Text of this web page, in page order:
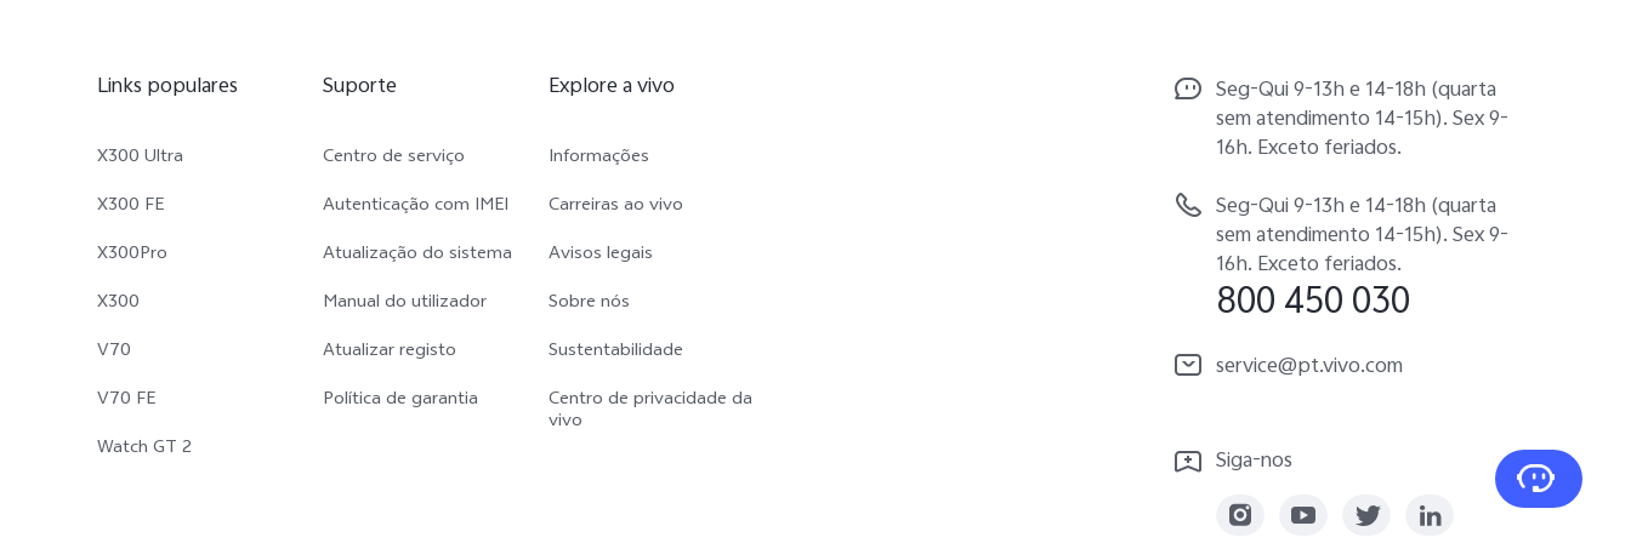
Links populares
X300 Ultra
X300 FE
X300Pro
X300
V70
V70 FE
Watch GT 2
Suporte
Centro de serviço
Autenticação com IMEI
Atualização do sistema
Manual do utilizador
Atualizar registo
Política de garantia
Explore a vivo
Informações
Carreiras ao vivo
Avisos legais
Sobre nós
Sustentabilidade
Centro de privacidade da
vivo
Seg-Qui 9-13h e 14-18h (quarta
sem atendimento 14-15h). Sex 9-
16h. Exceto feriados.
Seg-Qui 9-13h e 14-18h (quarta
sem atendimento 14-15h). Sex 9-
16h. Exceto feriados.
800 450 030
service@pt.vivo.com
Siga-nos